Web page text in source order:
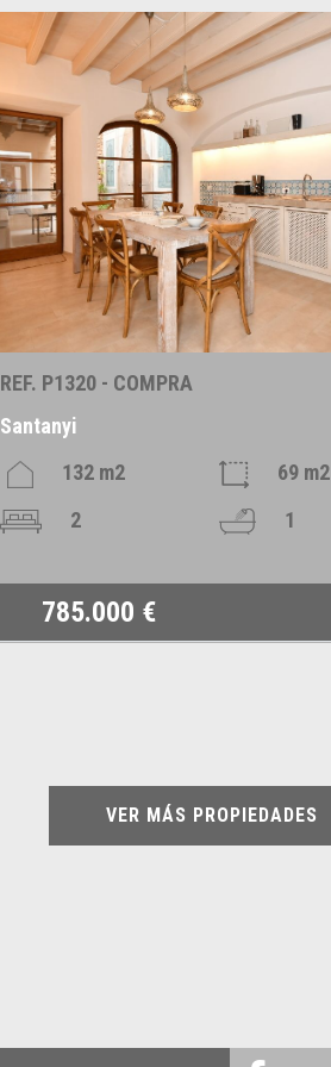
REF. P1320 - COMPRA
Santanyi
132 m2
69 m2
2
1
785.000 €
VER MÁS PROPIEDADES